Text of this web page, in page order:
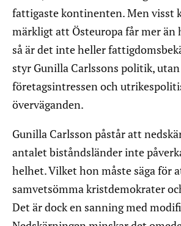
fattigaste kontinenten. Men visst
märkligt att Östeuropa får mer än
så är det inte heller
styr Gunilla Carlssons politik, utan
företagsintressen och
överväganden.
Gunilla Carlsson påstår att
antalet biståndsländer inte
helhet. Vilket hon måste säga för
samvetsömma kristdemokrater
Det är dock en sanning med